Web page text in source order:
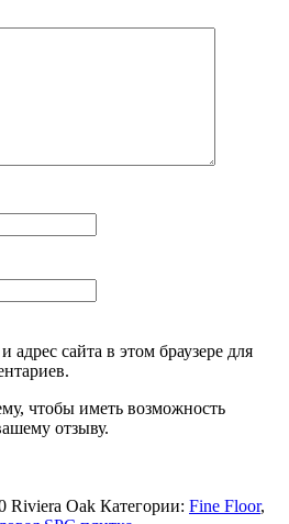
сайта в этом браузере для
чтобы иметь возможность
отзыву.
Riviera Оаk Категории: Fine Floor,